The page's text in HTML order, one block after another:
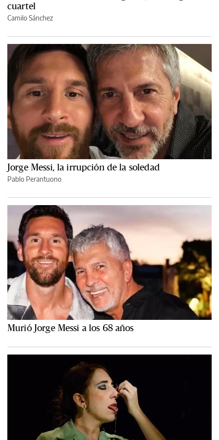
cuartel
Camilo Sánchez
Jorge Messi, la irrupción de la soledad
Pablo Perantuono
Murió Jorge Messi a los 68 años